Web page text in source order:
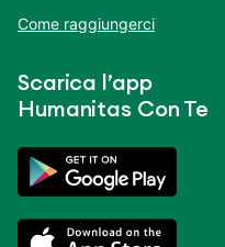
Come raggiungerci
Scarica l’app
Humanitas Con Te